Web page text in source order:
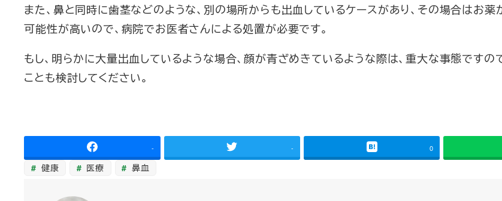
また、鼻と同時に歯茎などのような、別の場所からも出血しているケースがあり、その場合はお薬
可能性が高いので、病院でお医者さんによる処置が必要です。
もし、明らかに大量出血しているような場合、顔が青ざめきているような際は、重大な事態です
ことも検討してください。
- - 0
健康 医療 鼻血